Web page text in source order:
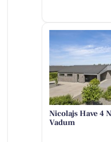
Nicolajs Have 4
Vadum